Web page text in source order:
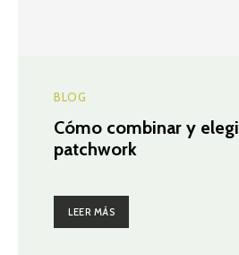
BLOG
Cómo combinar y
patchwork
LEER MÁS